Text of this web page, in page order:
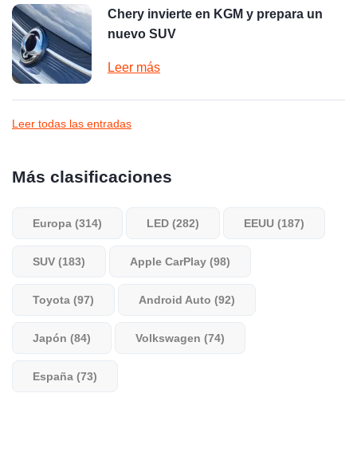
Chery invierte en KGM y prepara un
nuevo SUV
Leer más
Leer todas las entradas
Más clasificaciones
Europa (314) LED (282) EEUU (187)
SUV (183) Apple CarPlay (98)
Toyota (97) Android Auto (92)
Japón (84) Volkswagen (74)
España (73)